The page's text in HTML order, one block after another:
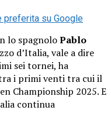
preferita su Google
lo spagnoloPablo
d’Italia, vale a dire
sei tornei, ha
i primi venti tra cui il
Championship 2025. E
continua